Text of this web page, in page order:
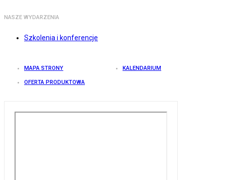
NASZE WYDARZENIA
Szkolenia i konferencje
MAPA STRONY KALENDARIUM
OFERTA PRODUKTOWA